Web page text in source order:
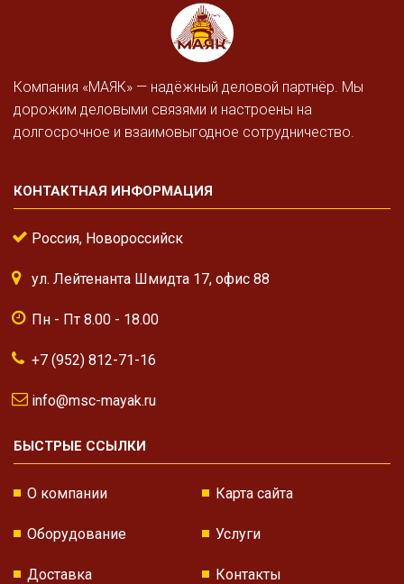
Компания «МАЯК» — надёжный деловой партнёр. Мы
дорожим деловыми связями и настроены на
долгосрочное и взаимовыгодное сотрудничество.
КОНТАКТНАЯ ИНФОРМАЦИЯ
Россия, Новороссийск
ул. Лейтенанта Шмидта 17, офис 88
Пн - Пт 8.00 - 18.00
+7 (952) 812-71-16
info@msc-mayak.ru
БЫСТРЫЕ ССЫЛКИ
О компании Карта сайта
Оборудование Услуги
Доставка Контакты